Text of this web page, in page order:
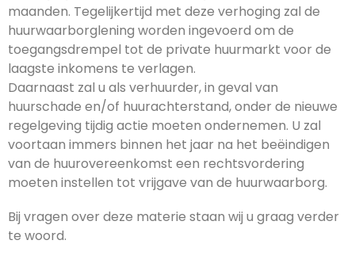
maanden. Tegelijkertijd met deze verhoging zal de
huurwaarborglening worden ingevoerd om de
toegangsdrempel tot de private huurmarkt voor de
laagste inkomens te verlagen.
Daarnaast zal u als verhuurder, in geval van
huurschade en/of huurachterstand, onder de nieuwe
regelgeving tijdig actie moeten ondernemen. U zal
voortaan immers binnen het jaar na het beëindigen
van de huurovereenkomst een rechtsvordering
moeten instellen tot vrijgave van de huurwaarborg.
Bij vragen over deze materie staan wij u graag verder
te woord.